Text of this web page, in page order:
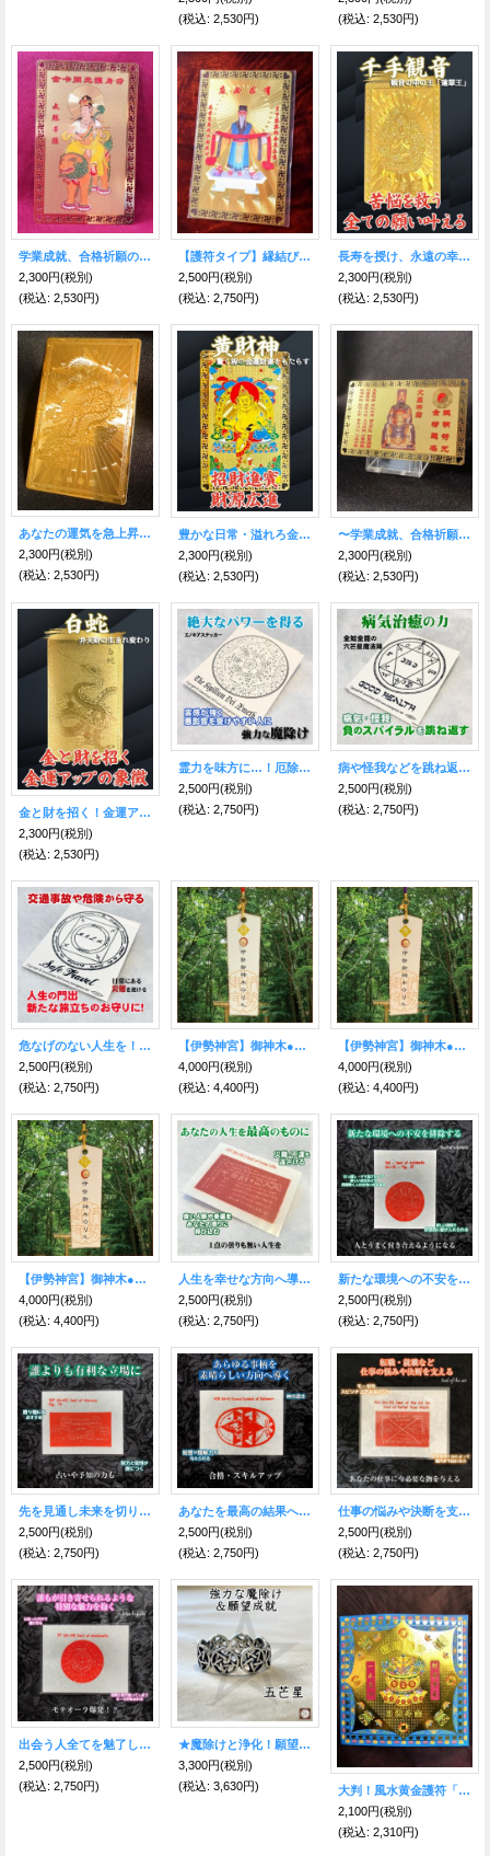
(税込: 2,530円)
(税込: 2,530円)
学業成就、合格祈願のお守り護符！知恵の神☆文殊菩薩
2,300円(税別)
(税込: 2,530円)
【護符タイプ】縁結びの神様★月下老人のお守り
2,500円(税別)
(税込: 2,750円)
長寿を授け、永遠の幸福を守る！普賢菩薩 護符
2,300円(税別)
(税込: 2,530円)
あなたの運気を急上昇させる！五爪★金龍護符
2,300円(税別)
(税込: 2,530円)
豊かな日常・溢れろ金運・財運！金色の財神護符
2,300円(税別)
(税込: 2,530円)
〜学業成就、合格祈願の学業の神様〜 文昌帝君 護符
2,300円(税別)
(税込: 2,530円)
金と財を招く！金運アップの象徴 弁財天の生まれ変わり白蛇☆金色護符【2025年の干支】
2,300円(税別)
(税込: 2,530円)
霊力を味方に…！厄除けステッカー／エノキア
2,500円(税別)
(税込: 2,750円)
病や怪我などを跳ね返す☆六芒星ステッカー／グッドヘルス
2,500円(税別)
(税込: 2,750円)
危なげのない人生を！セーフトラベルステッカー
2,500円(税別)
(税込: 2,750円)
【伊勢神宮】御神木●神のご縁札 金運財運
4,000円(税別)
(税込: 4,400円)
【伊勢神宮】御神木●神のご縁札 健康長寿
4,000円(税別)
(税込: 4,400円)
【伊勢神宮】御神木●神のご縁札 魔除厄除
4,000円(税別)
(税込: 4,400円)
人生を幸せな方向へ導く魔術カード LongLife
2,500円(税別)
(税込: 2,750円)
新たな環境への不安を排除する魔術カード Aziabelis
2,500円(税別)
(税込: 2,750円)
先を見通し未来を切り開く魔術カード Mercury
2,500円(税別)
(税込: 2,750円)
あなたを最高の結果へと導く魔術カード SymbolofSolomon
2,500円(税別)
(税込: 2,750円)
仕事の悩みや決断を支える魔術カード sealoftheair
2,500円(税別)
(税込: 2,750円)
出会う人全てを魅了し惚れさせる魔術カード Marbuelis
2,500円(税別)
(税込: 2,750円)
★魔除けと浄化！願望成就★五芒星（ペンタグラム）サークルリング
3,300円(税別)
(税込: 3,630円)
大判！風水黄金護符「招財進寳」青
2,100円(税別)
(税込: 2,310円)